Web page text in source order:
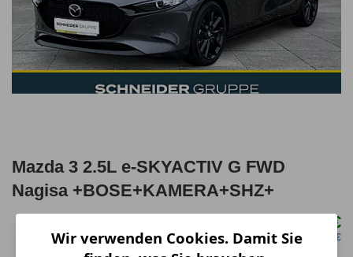
Mazda 3 2.5L e-SKYACTIV G FWD
Nagisa +BOSE+KAMERA+SHZ+
220,00 €
netto mtl. 184,87 €
Wir verwenden Cookies. Damit Sie